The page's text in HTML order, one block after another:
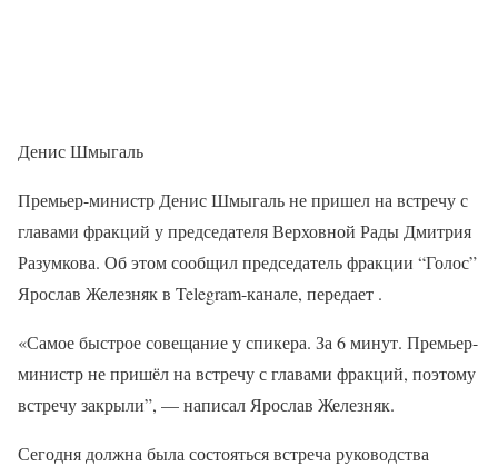
Денис Шмыгаль
Премьер-министр Денис Шмыгаль не пришел на встречу с
главами фракций у председателя Верховной Рады Дмитрия
Разумкова. Об этом сообщил председатель фракции “Голос”
Ярослав Железняк в Telegram-канале, передает .
«Самое быстрое совещание у спикера. За 6 минут. Премьер-
министр не пришёл на встречу с главами фракций, поэтому
встречу закрыли”, — написал Ярослав Железняк.
Сегодня должна была состояться встреча руководства